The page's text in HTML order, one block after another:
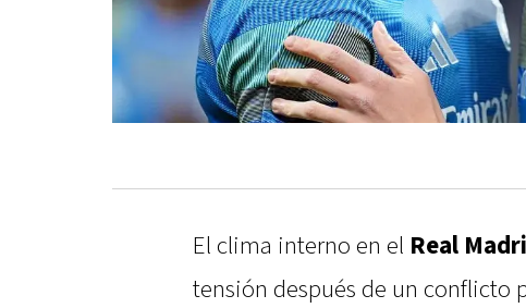
El clima interno en el Real
tensión después de un conflicto